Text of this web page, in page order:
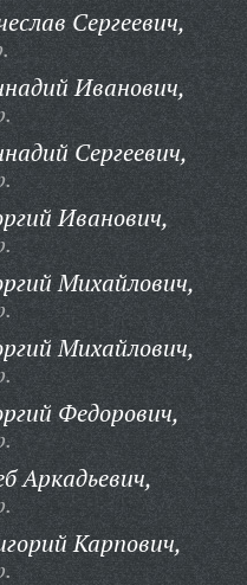
Сергеевич,
Иванович,
Сергеевич,
Иванович,
Михайлович,
Михайлович,
Федорович,
Аркадьевич,
Карпович,